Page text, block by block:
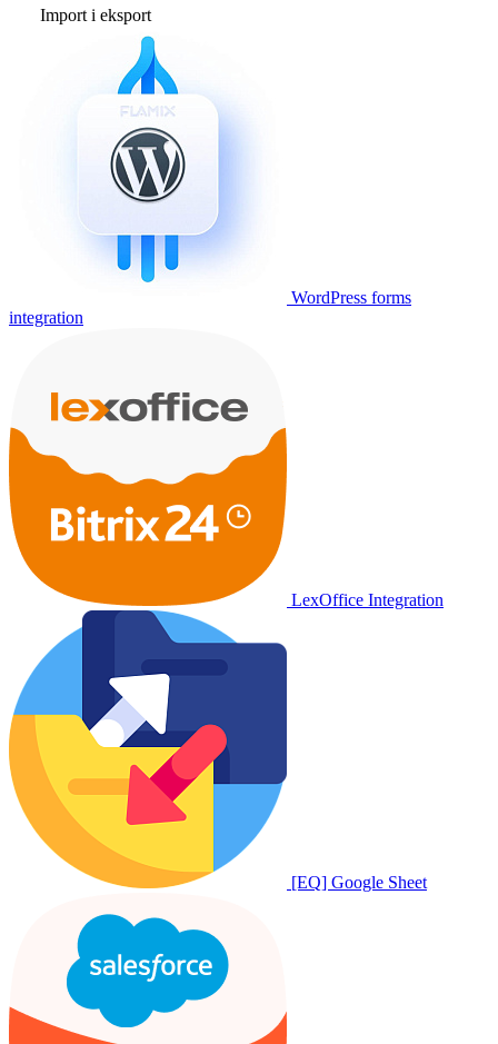
Import i eksport
WordPress forms
integration
LexOffice Integration
[EQ] Google Sheet